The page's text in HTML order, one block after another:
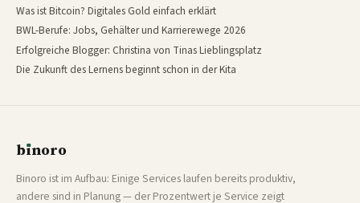
Was ist Bitcoin? Digitales Gold einfach erklärt
BWL-Berufe: Jobs, Gehälter und Karrierewege 2026
Erfolgreiche Blogger: Christina von Tinas Lieblingsplatz
Die Zukunft des Lernens beginnt schon in der Kita
bınoro
Binoro ist im Aufbau: Einige Services laufen bereits produktiv,
andere sind in Planung — der Prozentwert je Service zeigt